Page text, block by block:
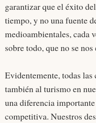
garantizar que el éxito
tiempo, y no una fuente
medioambientales, cada
sobre todo, que no se
Evidentemente, todas
también al turismo en
una diferencia
competitiva. Nuestros